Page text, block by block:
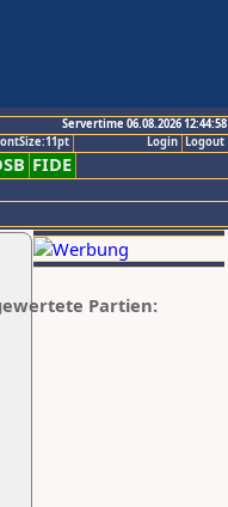
Servertime 06.08.2026 12:44:58
Logout
Login
FIDE
Partien: